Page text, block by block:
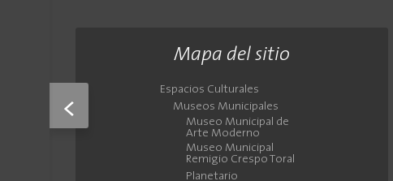
<
Mapa del sitio
Espacios Culturales
Museos Municipales
Museo Municipal de
Arte Moderno
Museo Municipal
Remigio Crespo Toral
Planetario